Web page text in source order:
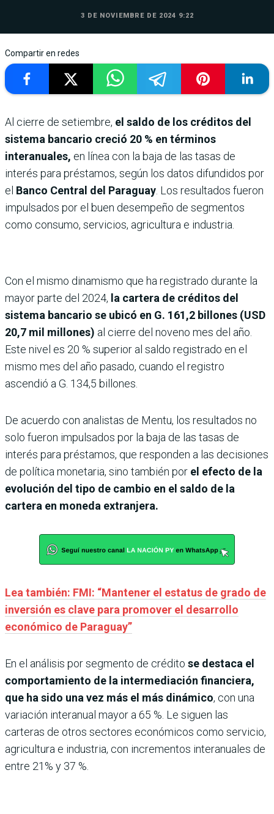
3 DE NOVIEMBRE DE 2024 9:22
Compartir en redes
Al cierre de setiembre, el saldo de los créditos del
sistema bancario creció 20 % en términos
interanuales, en línea con la baja de las tasas de
interés para préstamos, según los datos difundidos por
el Banco Central del Paraguay . Los resultados fueron
impulsados por el buen desempeño de segmentos
como consumo, servicios, agricultura e industria.
Con el mismo dinamismo que ha registrado durante la
mayor parte del 2024, la cartera de créditos del
sistema bancario se ubicó en G. 161,2 billones (USD
20,7 mil millones) al cierre del noveno mes del año.
Este nivel es 20 % superior al saldo registrado en el
mismo mes del año pasado, cuando el registro
ascendió a G. 134,5 billones.
De acuerdo con analistas de Mentu, los resultados no
solo fueron impulsados por la baja de las tasas de
interés para préstamos, que responden a las decisiones
de política monetaria, sino también por el efecto de la
evolución del tipo de cambio en el saldo de la
cartera en moneda extranjera.
Lea también: FMI: “Mantener el estatus de grado de
inversión es clave para promover el desarrollo
económico de Paraguay”
En el análisis por segmento de crédito se destaca el
comportamiento de la intermediación financiera,
que ha sido una vez más el más dinámico, con una
variación interanual mayor a 65 %. Le siguen las
carteras de otros sectores económicos como servicio,
agricultura e industria, con incrementos interanuales de
entre 21% y 37 %.